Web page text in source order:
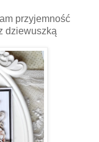
przyjemność
dziewuszką